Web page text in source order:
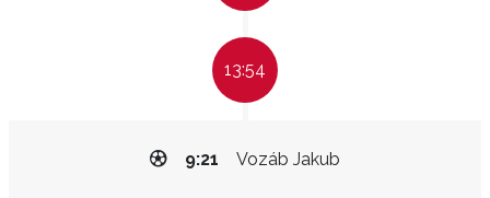
13:54
Vozáb Jakub
9:21